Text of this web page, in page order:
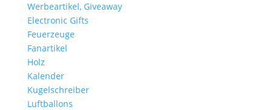
Werbeartikel, Giveaway
Electronic Gifts
Feuerzeuge
Fanartikel
Holz
Kalender
Kugelschreiber
Luftballons